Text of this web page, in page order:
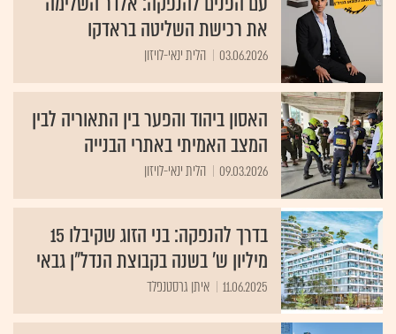
את רכישת השליטה בראדקו
03.06.2026 הלית ינאי-לויזון
האסון ביהוד והפער בין התאוריה לבין
המצב האמיתי באתרי הבנייה
09.03.2026 הלית ינאי-לויזון
בדרך להנפקה: בני הזוג שקיבלו 15
מיליון ש' בשנה בקבוצת הנדל"ן גבאי
11.06.2025 איתן גרסטנפלד